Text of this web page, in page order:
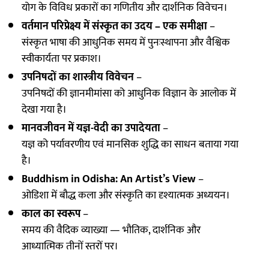
योग के विविध प्रकारों का गणितीय और दार्शनिक विवेचन।
वर्तमान परिप्रेक्ष्य में संस्कृत का उदय – एक समीक्षा–
संस्कृत भाषा की आधुनिक समय में पुनःस्थापना और वैश्विक
स्वीकार्यता पर प्रकाश।
उपनिषदों का शास्त्रीय विवेचन–
उपनिषदों की ज्ञानमीमांसा को आधुनिक विज्ञान के आलोक में
देखा गया है।
मानवजीवन में यज्ञ-वेदी का उपादेयता–
यज्ञ को पर्यावरणीय एवं मानसिक शुद्धि का साधन बताया गया
है।
Buddhism in Odisha: An Artist’s View–
ओडिशा में बौद्ध कला और संस्कृति का दृश्यात्मक अध्ययन।
काल का स्वरूप–
समय की वैदिक व्याख्या — भौतिक, दार्शनिक और
आध्यात्मिक तीनों स्तरों पर।